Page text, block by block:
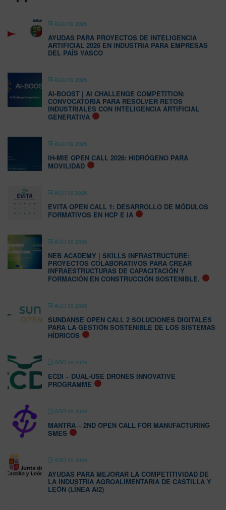
AGO 09 2026
AYUDAS PARA PROYECTOS DE INTELIGENCIA
ARTIFICIAL 2026 EN INDUSTRIA PARA EMPRESAS
DEL PAÍS VASCO
AGO 09 2026
AI-BOOST | AI CHALLENGE COMPETITION:
CONVOCATORIA PARA RESOLVER RETOS
INDUSTRIALES CON INTELIGENCIA ARTIFICIAL
GENERATIVA
AGO 09 2026
IH-MIE OPEN CALL 2026: HIDRÓGENO PARA
MOVILIDAD
AGO 09 2026
EVITA OPEN CALL 1: DESARROLLO DE MÓDULOS
FORMATIVOS EN HCP E IA
AGO 09 2026
NEB ACADEMY | SKILLS INFRASTRUCTURE:
PROYECTOS COLABORATIVOS PARA CREAR
INFRAESTRUCTURAS DE CAPACITACIÓN Y
FORMACIÓN EN CONSTRUCCIÓN SOSTENIBLE.
AGO 09 2026
SUNDANSE OPEN CALL 2 SOLUCIONES DIGITALES
PARA LA GESTIÓN SOSTENIBLE DE LOS SISTEMAS
HÍDRICOS
AGO 09 2026
ECDI – DUAL-USE DRONES INNOVATIVE
PROGRAMME
AGO 09 2026
MANTRA – 2ND OPEN CALL FOR MANUFACTURING
SMES
AGO 09 2026
AYUDAS PARA MEJORAR LA COMPETITIVIDAD DE
LA INDUSTRIA AGROALIMENTARIA DE CASTILLA Y
LEÓN (LÍNEA AI2)